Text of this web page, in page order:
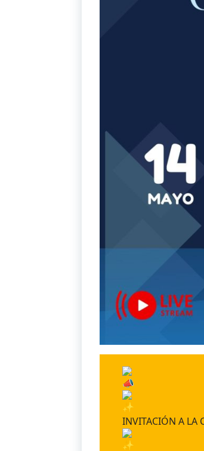
INVITACIÓN A LA